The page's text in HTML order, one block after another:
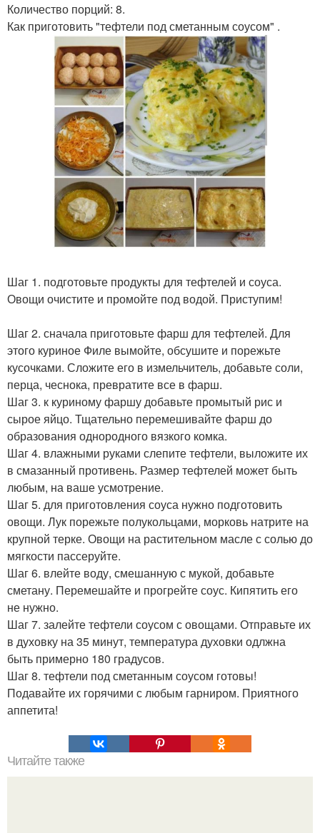
Количество порций: 8.
Как приготовить "тефтели под сметанным соусом" .
Шаг 1. подготовьте продукты для тефтелей и соуса.
Овощи очистите и промойте под водой. Приступим!
Шаг 2. сначала приготовьте фарш для тефтелей. Для
этого куриное Филе вымойте, обсушите и порежьте
кусочками. Сложите его в измельчитель, добавьте соли,
перца, чеснока, превратите все в фарш.
Шаг 3. к куриному фаршу добавьте промытый рис и
сырое яйцо. Тщательно перемешивайте фарш до
образования однородного вязкого комка.
Шаг 4. влажными руками слепите тефтели, выложите их
в смазанный противень. Размер тефтелей может быть
любым, на ваше усмотрение.
Шаг 5. для приготовления соуса нужно подготовить
овощи. Лук порежьте полукольцами, морковь натрите на
крупной терке. Овощи на растительном масле с солью до
мягкости пассеруйте.
Шаг 6. влейте воду, смешанную с мукой, добавьте
сметану. Перемешайте и прогрейте соус. Кипятить его
не нужно.
Шаг 7. залейте тефтели соусом с овощами. Отправьте их
в духовку на 35 минут, температура духовки одлжна
быть примерно 180 градусов.
Шаг 8. тефтели под сметанным соусом готовы!
Подавайте их горячими с любым гарниром. Приятного
аппетита!
Читайте также